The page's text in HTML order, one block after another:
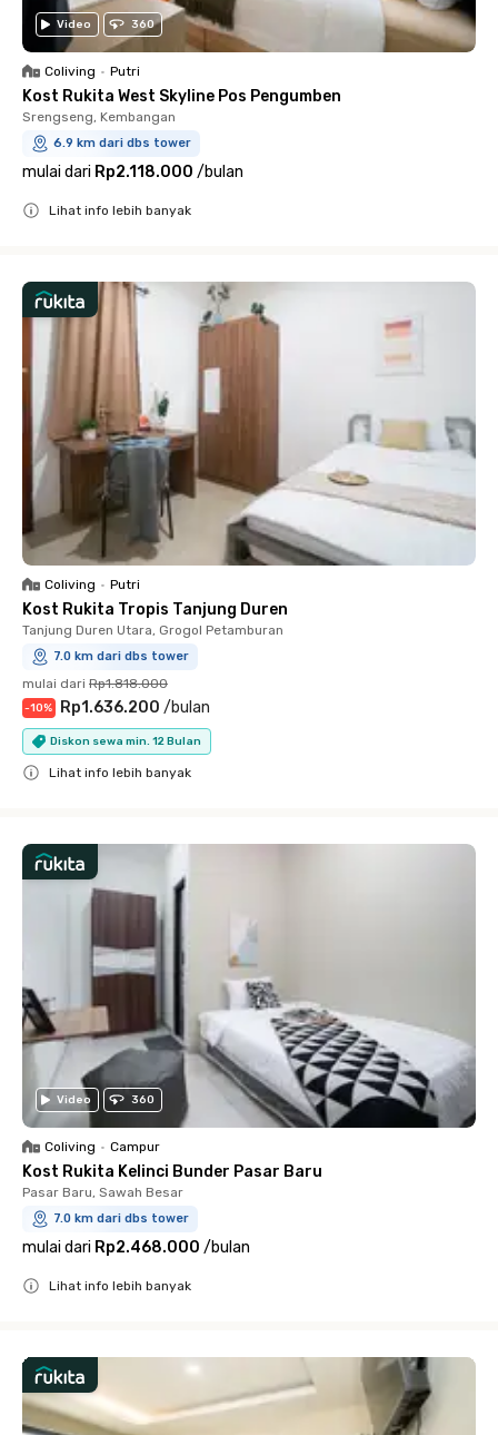
Video 360
Coliving • Putri
Kost Rukita West Skyline Pos Pengumben
Srengseng, Kembangan
6.9 km dari dbs tower
mulai dari Rp2.118.000 /bulan
Lihat info lebih banyak
Coliving • Putri
Kost Rukita Tropis Tanjung Duren
Tanjung Duren Utara, Grogol Petamburan
7.0 km dari dbs tower
mulai dari Rp1.818.000
-10% Rp1.636.200 /bulan
Diskon sewa min. 12 Bulan
Lihat info lebih banyak
Video 360
Coliving • Campur
Kost Rukita Kelinci Bunder Pasar Baru
Pasar Baru, Sawah Besar
7.0 km dari dbs tower
mulai dari Rp2.468.000 /bulan
Lihat info lebih banyak